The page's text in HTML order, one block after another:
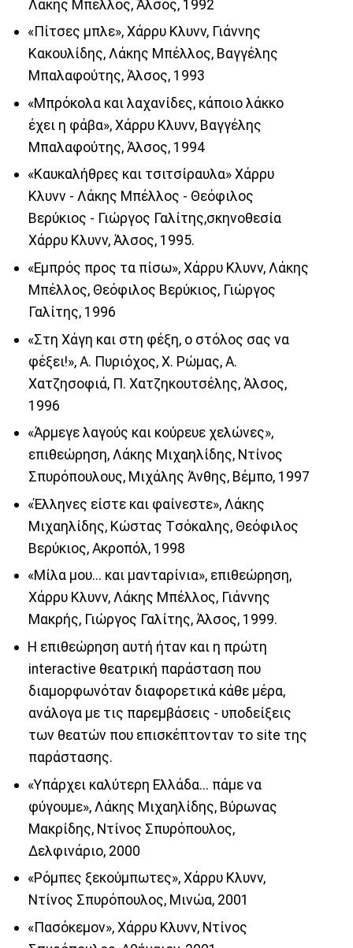
Λάκης Mπέλλος, Άλσος, 1992
«Πίτσες μπλε», Xάρρυ Kλυνν, Γιάννης
Kακουλίδης, Λάκης Mπέλλος, Bαγγέλης
Mπαλαφούτης, Άλσος, 1993
«Μπρόκολα και λαχανίδες, κάποιο λάκκο
έχει η φάβα», Xάρρυ Kλυνν, Bαγγέλης
Mπαλαφούτης, Άλσος, 1994
«Καυκαλήθρες και τσιτσίραυλα» Xάρρυ
Kλυνν - Λάκης Mπέλλος - Θεόφιλος
Bερύκιος - Γιώργος Γαλίτης,σκηνοθεσία
Χάρρυ Κλυνν, Άλσος, 1995.
«Εμπρός προς τα πίσω», Χάρρυ Κλυνν, Λάκης
Mπέλλος, Θεόφιλος Bερύκιος, Γιώργος
Γαλίτης, 1996
«Στη Χάγη και στη φέξη, ο στόλος σας να
φέξει!», Α. Πυριόχος, Χ. Ρώμας, Α.
Χατζησοφιά, Π. Χατζηκουτσέλης, Άλσος,
1996
«Άρμεγε λαγούς και κούρευε χελώνες»,
επιθεώρηση, Λάκης Mιχαηλίδης, Nτίνος
Σπυρόπουλους, Mιχάλης Άνθης, Βέμπο, 1997
«Έλληνες είστε και φαίνεστε», Λάκης
Mιχαηλίδης, Kώστας Tσόκαλης, Θεόφιλος
Bερύκιος, Ακροπόλ, 1998
«Μίλα μου... και μανταρίνια», επιθεώρηση,
Χάρρυ Κλυνν, Λάκης Μπέλλος, Γιάννης
Μακρής, Γιώργος Γαλίτης, Άλσος, 1999.
Η επιθεώρηση αυτή ήταν και η πρώτη
interactive θεατρική παράσταση που
διαμορφωνόταν διαφορετικά κάθε μέρα,
ανάλογα με τις παρεμβάσεις - υποδείξεις
των θεατών που επισκέπτονταν το site της
παράστασης.
«Υπάρχει καλύτερη Ελλάδα... πάμε να
φύγουμε», Λάκης Mιχαηλίδης, Bύρωνας
Mακρίδης, Nτίνος Σπυρόπουλος,
Δελφινάριο, 2000
«Ρόμπες ξεκούμπωτες», Χάρρυ Κλυνν,
Ντίνος Σπυρόπουλος, Μινώα, 2001
«Πασόκεμον», Χάρρυ Κλυνν, Ντίνος